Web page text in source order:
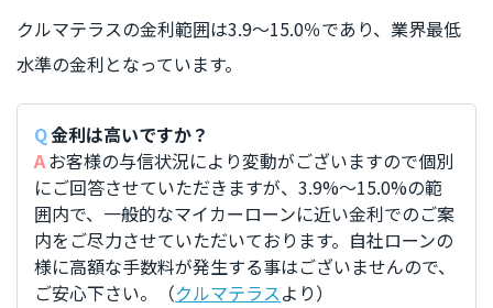
クルマテラスの金利範囲は3.9〜15.0％であり、業界最低
水準の金利となっています。
金利は高いですか？
お客様の与信状況により変動がございますので個別
にご回答させていただきますが、3.9%〜15.0%の範
囲内で、一般的なマイカーローンに近い金利でのご案
内をご尽力させていただいております。自社ローンの
様に高額な手数料が発生する事はございませんので、
ご安心下さい。（クルマテラスより）